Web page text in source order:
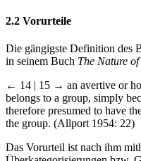
2.2 Vorurteile
Die gängigste Definition des
in seinem Buch The Nature
← 14 | 15 → an avertive or
belongs to a group, simply
therefore presumed to have
the group. (Allport 1954: 22)
Das Vorurteil ist nach ihm